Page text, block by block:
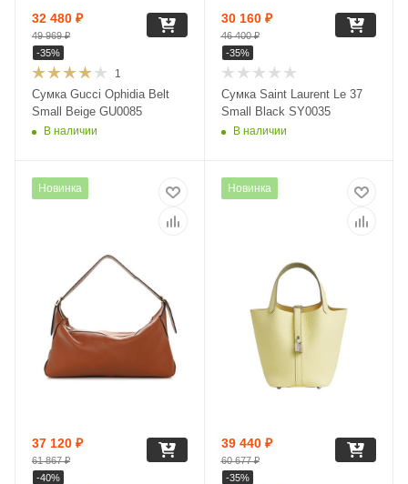
1
Сумка Gucci Ophidia Belt
Small Beige GU0085
В наличии
32 480 ₽
49 969₽
-35%
Сумка Saint Laurent Le 37
Small Black SY0035
В наличии
30 160₽
46 400₽
-35%
Новинка
37 120 ₽
61 867₽
-40%
Новинка
39 440₽
60 677₽
-35%